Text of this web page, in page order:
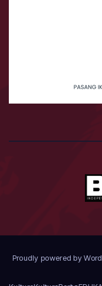
Proudly powered by